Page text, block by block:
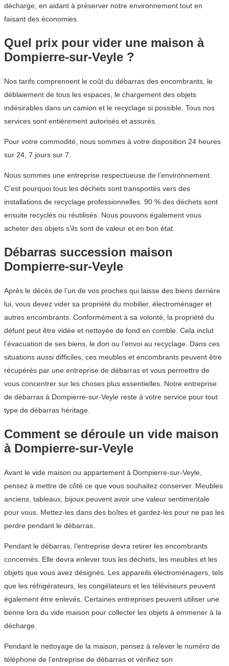
décharge, en aidant à préserver notre environnement tout en
faisant des économies.
Quel prix pour vider une maison à
Dompierre-sur-Veyle ?
Nos tarifs comprennent le coût du débarras des encombrants, le
déblaiement de tous les espaces, le chargement des objets
indésirables dans un camion et le recyclage si possible. Tous nos
services sont entièrement autorisés et assurés.
Pour votre commodité, nous sommes à votre disposition 24 heures
sur 24, 7 jours sur 7.
Nous sommes une entreprise respectueuse de l’environnement.
C’est pourquoi tous les déchets sont transportés vers des
installations de recyclage professionnelles. 90 % des déchets sont
ensuite recyclés ou réutilisés. Nous pouvons également vous
acheter des objets s’ils sont de valeur et en bon état.
Débarras succession maison
Dompierre-sur-Veyle
Après le décès de l’un de vos proches qui laisse des biens derrière
lui, vous devez vider sa propriété du mobilier, électroménager et
autres encombrants. Conformément à sa volonté, la propriété du
défunt peut être vidée et nettoyée de fond en comble. Cela inclut
l’évacuation de ses biens, le don ou l’envoi au recyclage. Dans ces
situations aussi difficiles, ces meubles et encombrants peuvent être
récupérés par une entreprise de débarras et vous permettre de
vous concentrer sur les choses plus essentielles. Notre entreprise
de débarras à Dompierre-sur-Veyle reste à votre service pour tout
type de débarras héritage.
Comment se déroule un vide maison
à Dompierre-sur-Veyle
Avant le vide maison ou appartement à Dompierre-sur-Veyle,
pensez à mettre de côté ce que vous souhaitez conserver. Meubles
anciens, tableaux, bijoux peuvent avoir une valeur sentimentale
pour vous. Mettez-les dans des boîtes et gardez-les pour ne pas les
perdre pendant le débarras.
Pendant le débarras, l’entreprise devra retirer les encombrants
concernés. Elle devra enlever tous les déchets, les meubles et les
objets que vous avez désignés. Les appareils électroménagers, tels
que les réfrigérateurs, les congélateurs et les téléviseurs peuvent
également être enlevés. Certaines entreprises peuvent utiliser une
benne lors du vide maison pour collecter les objets à emmener à la
décharge.
Pendant le nettoyage de la maison, pensez à relever le numéro de
téléphone de l’entreprise de débarras et vérifiez son